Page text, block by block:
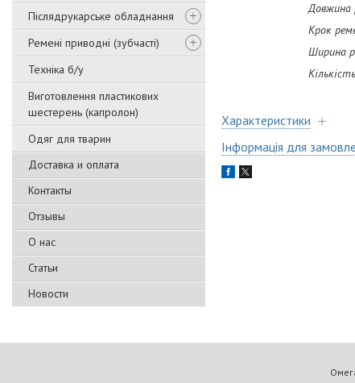
Післядрукарське обладнання
Ремені приводні (зубчасті)
Техніка б/у
Виготовлення пластикових
шестерень (капролон)
Одяг для тварин
Доставка и оплата
Контакты
Отзывы
О нас
Статьи
Новости
Довжина
Крок ременя
Ширина
Кількість
Характеристики
Інформація для